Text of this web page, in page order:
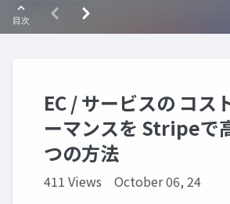
EC / サービスの コス
ーマンスを Stripeで
つの方法
411 Views October 06, 24